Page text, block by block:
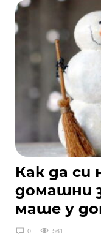
Как да си
домашни
маше у
0 561